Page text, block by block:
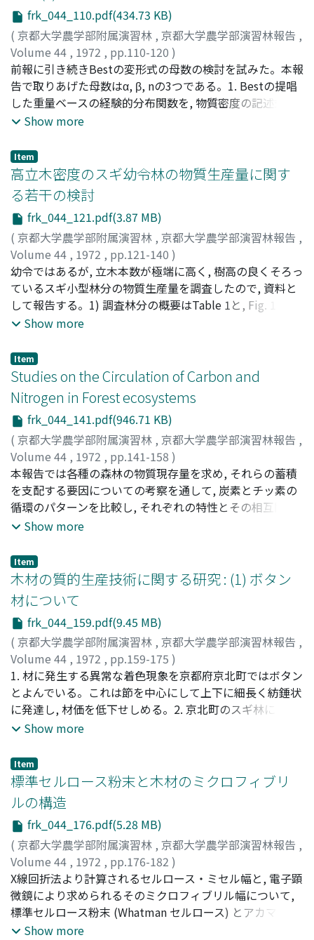
大きく, また更新面の状態のちがいによってほとんど分離
しない。そして同じ単位にしたH/D_o=100の値より小さ
いものが多かった。ササ除草地に更新している稚樹の各部
分量間の相対生長関係からみて, 林内稚樹の同化部乾重や
地上部乾重は相対的に少ない傾向が認められる。しかし葉
面積あたりの葉乾重は林内外ともほとんど差がない。以上
のことからヒノキ天然生林の成立する高冷地の湿性ポドゾ
ル地帯において, 早期に稚樹の発生, 生長を期待するなら
生をできるだけ除去することがとりあえず必要であると思
われた。
って低下し, その値は各枝階の1年生枝 (または2年生枝) の
もつ平均針葉量 (W_L1またはW_L2) と密接な関係をもっ
ていることがわかった。両者の間には次の1次式で表わさ
れる関係が存在する。1/R_1=a+bW_L1 1/R_1=a'+b'
W_L2 (a・b, a'・b' は個体によって決まる定数) 4) 年令 (A)
とその年令の枝の平均重さ (W_A) 平均太さ (D_A), 平均長
さ (L_A) の間には, 白浜16年生クロマツの調査結果にみら
れたように等比級数の関係が存在することが確かめられ
向があった。樹種の異なった林分間では, 異なった値を示
すので, 同一樹種, 同一条件下での写真測定結果で比較すべ
きである。林内照度の高度による累積照度分布は, ヒノキ
林で水平面から40 - 45度までで, スギ林は50 - 53度で, 9月
のミズナラ林で45度までで, 全体の半分を占めている。写
真測定を利用することにより直接測定の季節変化の要因を
分析することができる。
frk_044_110.pdf(434.73 KB)
( 京都大学農学部附属演習林 , 京都大学農学部演習林報告 ,
Volume 44 , 1972 , pp.110-120 )
山倉, 拓夫;四手井, 綱英;Yamakura, Takuo;Shidei,
Tsunahide;ヤマクラ, タクオ;シデイ, ツナヒデ
前報に引き続きBestの変形式の母数の検討を試みた。本報
告で取りあげた母数はα, β, nの3つである。1. Bestの提唱
した重量ベースの経験的分布関数を, 物質密度の記述式と
して変形する時に, 新らしい母数として, βがあらわれる可
であることが確認された。a) βは部分物質密度 ( (6) 式の
量) の大きさを規定する。b) β≧0, β<0の条件に対応して,
それぞれ, L型, J型の物質密度構造図 (d (y_D/H)/dD - D関
係図) が得られる。3. αの性質の中でも, αが物質密度構造
図に与える影響を数値計算によるグラフによって考察し
た。αの値は, 物質密度構造図の極大値の位置と, その大き
さに影響を与える。4. nの性質として, 以下の事が確認さ
れた。nの値は物質密度構造図のピークの位置とその尖り
方に影響するが, その影響の方向は, αとは逆の性質を持
つ。5. 森林の物質密度が最高度に発達した段階を仮定する
ことによって, α, β, nが, 積率の関数として近似されること
Show more
Item
高立木密度のスギ幼令林の物質生産量に関す
る若干の検討
frk_044_121.pdf(3.87 MB)
( 京都大学農学部附属演習林 , 京都大学農学部演習林報告 ,
Volume 44 , 1972 , pp.121-140 )
斎藤, 秀樹;山田, 勇;四手井, 綱英;Saito, Hideki;Yamada,
Isamu;Shidei, Tsunahide;サイトウ, ヒデキ;ヤマダ, イサ
ム;シデイ, ツナヒデ
幼令ではあるが, 立木本数が極端に高く, 樹高の良くそろっ
ているスギ小型林分の物質生産量を調査したので, 資料と
して報告する。1) 調査林分の概要はTable 1と, Fig. 1と2
に示す。2) 樹幹は非常に細長である。H/Dは120 -
た, H/D_0値も100以上である (Fig. 2)。ただし, Hは樹高,
DはDBH, D_0は地ぎわ直径 3) 各部分間の相対生長関係を
調べた (Fig. 3 - 7)。(a) 幹乾重と幹材積の関係の比例定数
は0. 46kg/dm_3で, 一般のスギ人工林における値0.
35kg/dm_3より大きい (Fig. 4)。(b) D_1. 0_2Hと幹材積
の関係は, 一般のスギ人工林の場合の関係と一致した (Fig.
4)。すなわち, いわゆる幹の形は生育する林分の密度にほ
とんど無関係で一定と言える。ただし, D_0. 1_2Hは (樹高
の1/10高における直径の2乗)×(樹高) (c) 徳山林分の幹乾
重と根乾重の関係は, 立木密度の異るPlot 1と2で分離した
(Fig. 5)。(d) 幹乾重と幹重量生長量の関係は, 小径木ほど
各部分現存量を計算又は推定した (Table 1)。(a) 初期密度
(植栽密度) が高ければ, 若令でも十分な幹の蓄積を有す
る。徳山のPlot 1の, 単位高さあたりの林分幹現存量は,
11ton/ha・mとなった (Table 1, Fig. 8 - 9)。(b) 最多密度
時におけるスギ林分の単位高さ当りの物質密度 (y_s/H)
は, 林分の生長の良否に関係なく, ほぼ等しいと考えられる
(Fig. 8 - 9)。(c) 林分葉量は他のスギ人工林の値と大略一
致する (Table 3参照)。(d) 林分枝現存量は立木密度が高い
ために非常に少ない (Table 3)。(e) 地下部に対する地上部
の量の比は, 徳山のplot 1で5. 3, Plot 2で4. 2である。5)
D_2Hと非同化部量の関係 (Fig, 10) が, 一年前にも成立す
を推定し, その量差と葉の生産量を合計して純生産量を推
定した (Table 4)。他のスギ人工林における生産力とほぼ
一致する (Table 3参照)。6) 徳山の皆伐調査区 (Plot 1) に
おける生産構造図を描いた (Fig. 11)。7) ある層における
幹材積量と, その層の高さとの間には梢端と根張りの部分
を除けば, 一次の直線関係がみられる (Fig. 13)。いわゆる
樹幹形の相異はほとんどなく, その細り方の違いで表され
よう。これは3)-(b) の結果と対応する。8) 立木密度が高
く, 個体差の小さいいわゆる共倒れ型林分では樹高生長が
小さく, 生産力も低い傾向が若干認められた。さらに資料
が必要である。
Show more
Item
Studies on the Circulation of Carbon and
Nitrogen in Forest ecosystems
frk_044_141.pdf(946.71 KB)
( 京都大学農学部附属演習林 , 京都大学農学部演習林報告 ,
Volume 44 , 1972 , pp.141-158 )
Kawahara, Teruhiko;Tsutsumi, Toshio;河原, 輝彦;堤, 利
夫;カワハラ, テルヒコ;ツツミ, トシオ
本報告では各種の森林の物質現存量を求め, それらの蓄積
を支配する要因についての考察を通して, 炭素とチッ素の
循環のパターンを比較し, それぞれの特性とその相互関係
について考察を加えた。生態系内に蓄積された炭素量およ
れなかった。しかし, 両物質とも供給量および分解量は気
温の高い地域など大きくなる傾向がみられた。すなわち,
炭素およびチッ素の循環速度は高温地域ほど大きくなると
考えられた。林地の炭素とチッ素は量的に密接な関係にあ
り, その比 (C/N) は気候帯によって異なり, 熱帯林で10, 暖
温帯林で15, 亜寒帯林で20となり, 高温地域ほど小さくな
る傾向がみられた。気候帯によるC/Nの違いは炭素とチッ
素とで供給量と温度との関係が異なるためであろう。林地
のC/NとC_m/N_mとの間に C_m/N_m=16C/N/33-1.1C/N
の関係があることが認められ, C/Nが大きくなると
C_m/N_mの値が大きくなり, チッ素の分解量に対し炭素
いに小さくなると考えられた。
Show more
Item
木材の質的生産技術に関する研究 : (1) ボタン
材について
frk_044_159.pdf(9.45 MB)
( 京都大学農学部附属演習林 , 京都大学農学部演習林報告 ,
Volume 44 , 1972 , pp.159-175 )
大迫, 靖雄;堤, 利夫;野淵, 正;森田, 学;Ohsako, Yasuo;
Tsutsum, Toshio;Nobuchi, Tadashi;Morita, Manabu;オ
オサコ, ヤスオ;ツツミ, トシオ; ノブチ, タダシ;モリタ, マ
ナブ
1. 材に発生する異常な着色現象を京都府京北町ではボタン
とよんでいる。これは節を中心にして上下に細長く紡錘状
に発達し, 材価を低下せしめる。2. 京北町のスギ林におい
て, ボタン発生の原因, 性状をしらべ, その対策を考えた。
りわけ枝打ちに関係が深いとみられる。4. 光学顕微鏡によ
る観察によれば, ボタンは材に外傷を与えた場合におこる
人工心材の形成と類似の現象と推定された。5. ボタン材の
機械的性質として強度的性質, 破壊面の顕微鏡的観察, X線
強度試験をおこなった結果, 一般にボタン材の値が同一材
中の辺材, 心材に比較してわずかに劣ることが明らかとな
った。ただ, 正常なスギ材の機械的性質の面からのみ比較
すると, ボタン材のそれは材料として使用することに問題
はないといえる。6. ボタン材の出現そのものは物理的生理
的現象といえるが, 現実にそれが問題化するのは地域林業
の歴史的な技術の展開構造に規定されている。京北町林業
Show more
Item
標準セルロース粉末と木材のミクロフィブリ
ルの構造
frk_044_176.pdf(5.28 MB)
( 京都大学農学部附属演習林 , 京都大学農学部演習林報告 ,
Volume 44 , 1972 , pp.176-182 )
後藤, 俊幸;原田, 浩;佐伯, 浩;Goto, Toshiyuki;Harada,
Hiroshi; Saiki, Hiroshi;ゴトウ, トシユキ;ハラダ, ヒロシ
サイキ, ヒロシ
X線回折法より計算されるセルロース・ミセル幅と, 電子顕
微鏡により求められるそのミクロフィブリル幅について,
標準セルロース粉末 (Whatman セルロース) とアカマツと
を比較すると, 前者の方がミセル幅・ミクロフィブリル幅
Show more